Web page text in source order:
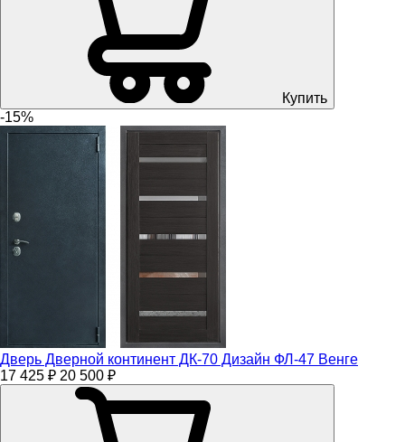
Купить
-15%
Дверь Дверной континент ДК-70 Дизайн ФЛ-47 Венге
17 425 ₽ 20 500 ₽